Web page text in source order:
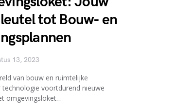
tot Bouw- en
13, 2023
van bouw en ruimtelijke
technologie voortdurend nieuwe
omgevingsloket…